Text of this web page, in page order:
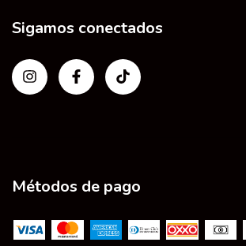
Sigamos conectados
Métodos de pago